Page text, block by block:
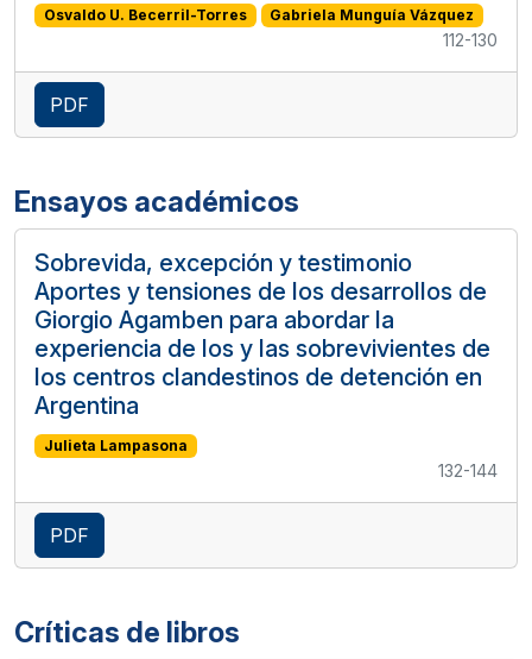
Osvaldo U. Becerril-Torres Gabriela Munguía Vázquez
112-130
PDF
Ensayos académicos
Sobrevida, excepción y testimonio
Aportes y tensiones de los desarrollos de
Giorgio Agamben para abordar la
experiencia de los y las sobrevivientes de
los centros clandestinos de detención en
Argentina
Julieta Lampasona
132-144
PDF
Críticas de libros